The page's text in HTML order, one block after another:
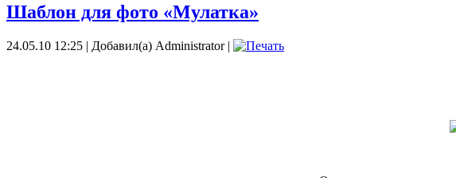
Шаблон для фото «Мулатка»
24.05.10 12:25 | Добавил(а) Administrator |